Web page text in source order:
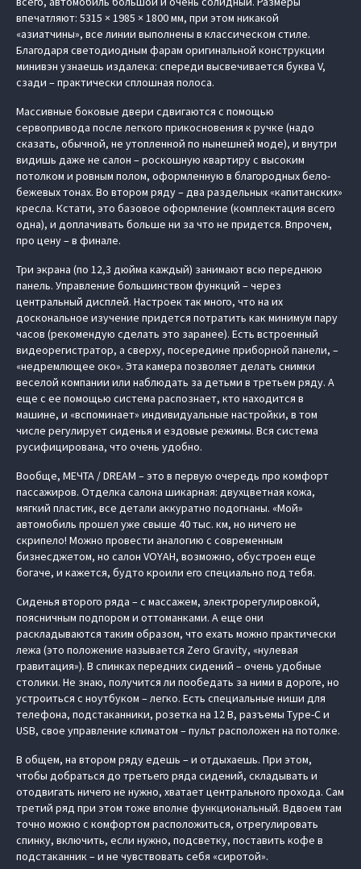
впечатляют: 5315 × 1985 × 1800 мм, при этом никакой
«азиатчины», все линии выполнены в классическом стиле.
Благодаря светодиодным фарам оригинальной конструкции
минивэн узнаешь издалека: спереди высвечивается буква V,
сзади – практически сплошная полоса.
Массивные боковые двери сдвигаются с помощью
сервопривода после легкого прикосновения к ручке (надо
сказать, обычной, не утопленной по нынешней моде), и внутри
видишь даже не салон – роскошную квартиру с высоким
потолком и ровным полом, оформленную в благородных бело-
бежевых тонах. Во втором ряду – два раздельных «капитанских»
кресла. Кстати, это базовое оформление (комплектация всего
одна), и доплачивать больше ни за что не придется. Впрочем,
про цену – в финале.
Три экрана (по 12,3 дюйма каждый) занимают всю переднюю
панель. Управление большинством функций – через
центральный дисплей. Настроек так много, что на их
доскональное изучение придется потратить как минимум пару
часов (рекомендую сделать это заранее). Есть встроенный
видеорегистратор, а сверху, посередине приборной панели, –
«недремлющее око». Эта камера позволяет делать снимки
веселой компании или наблюдать за детьми в третьем ряду. А
еще с ее помощью система распознает, кто находится в
машине, и «‎вспоминает» индивидуальные настройки, в том
числе регулирует сиденья и ездовые режимы. Вся система
русифицирована, что очень удобно.
Вообще, МЕЧТА / DREAM – это в первую очередь про комфорт
пассажиров. Отделка салона шикарная: двухцветная кожа,
мягкий пластик, все детали аккуратно подогнаны. «Мой»
автомобиль прошел уже свыше 40 тыс. км, но ничего не
скрипело! Можно провести аналогию с современным
бизнесджетом, но салон VOYAH, возможно, обустроен еще
богаче, и кажется, будто кроили его специально под тебя.
Сиденья второго ряда – с массажем, электрорегулировкой,
поясничным подпором и оттоманками. А еще они
раскладываются таким образом, что ехать можно практически
лежа (это положение называется Zero Gravity, «нулевая
гравитация»). В спинках передних сидений – очень удобные
столики. Не знаю, получится ли пообедать за ними в дороге, но
устроиться с ноутбуком – легко. Есть специальные ниши для
телефона, подстаканники, розетка на 12 В, разъемы Type-C и
USB, свое управление климатом – пульт расположен на потолке.
В общем, на втором ряду едешь – и отдыхаешь. При этом,
чтобы добраться до третьего ряда сидений, складывать и
отодвигать ничего не нужно, хватает центрального прохода. Сам
третий ряд при этом тоже вполне функциональный. Вдвоем там
точно можно с комфортом расположиться, отрегулировать
спинку, включить, если нужно, подсветку, поставить кофе в
подстаканник – и не чувствовать себя «сиротой».